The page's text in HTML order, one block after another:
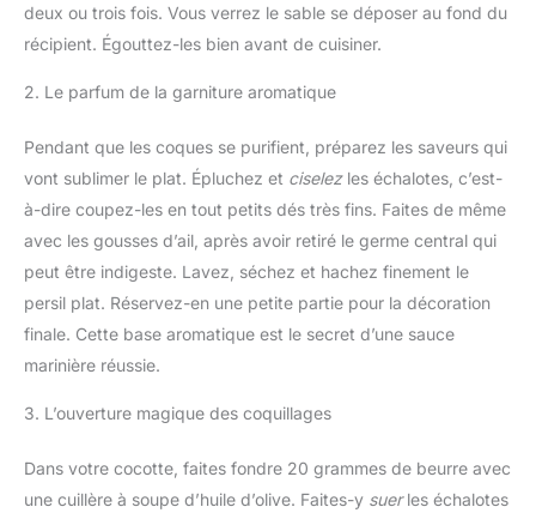
deux ou trois fois. Vous verrez le sable se déposer au fond du
récipient. Égouttez-les bien avant de cuisiner.
2. Le parfum de la garniture aromatique
Pendant que les coques se purifient, préparez les saveurs qui
vont sublimer le plat. Épluchez et ciselezles échalotes, c’est-
à-dire coupez-les en tout petits dés très fins. Faites de même
avec les gousses d’ail, après avoir retiré le germe central qui
peut être indigeste. Lavez, séchez et hachez finement le
persil plat. Réservez-en une petite partie pour la décoration
finale. Cette base aromatique est le secret d’une sauce
marinière réussie.
3. L’ouverture magique des coquillages
Dans votre cocotte, faites fondre 20 grammes de beurre avec
une cuillère à soupe d’huile d’olive. Faites-y suerles échalotes